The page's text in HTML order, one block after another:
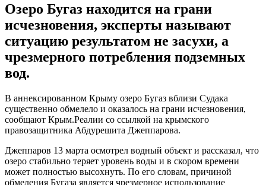
Озеро Бугаз находится на грани
исчезновения, эксперты называют
ситуацию результатом не засухи, а
чрезмерного потребления подземных
вод.
В аннексированном Крыму озеро Бугаз вблизи Судака
существенно обмелело и оказалось на грани исчезновения,
сообщают Крым.Реалии со ссылкой на крымского
правозащитника Абдурешита Джеппарова.
Джеппаров 13 марта осмотрел водный объект и рассказал, что
озеро стабильно теряет уровень воды и в скором времени
может полностью высохнуть. По его словам, причиной
обмеления Бугаза является чрезмерное использование